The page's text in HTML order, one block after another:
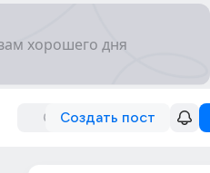
Создать пост